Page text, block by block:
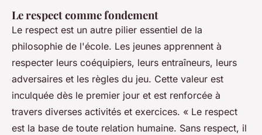
Le respect comme fondement
Le respect est un autre pilier essentiel de la
philosophie de l'école. Les jeunes apprennent à
respecter leurs coéquipiers, leurs entraîneurs, leurs
adversaires et les règles du jeu. Cette valeur est
inculquée dès le premier jour et est renforcée à
travers diverses activités et exercices. « Le respect
est la base de toute relation humaine. Sans respect, il